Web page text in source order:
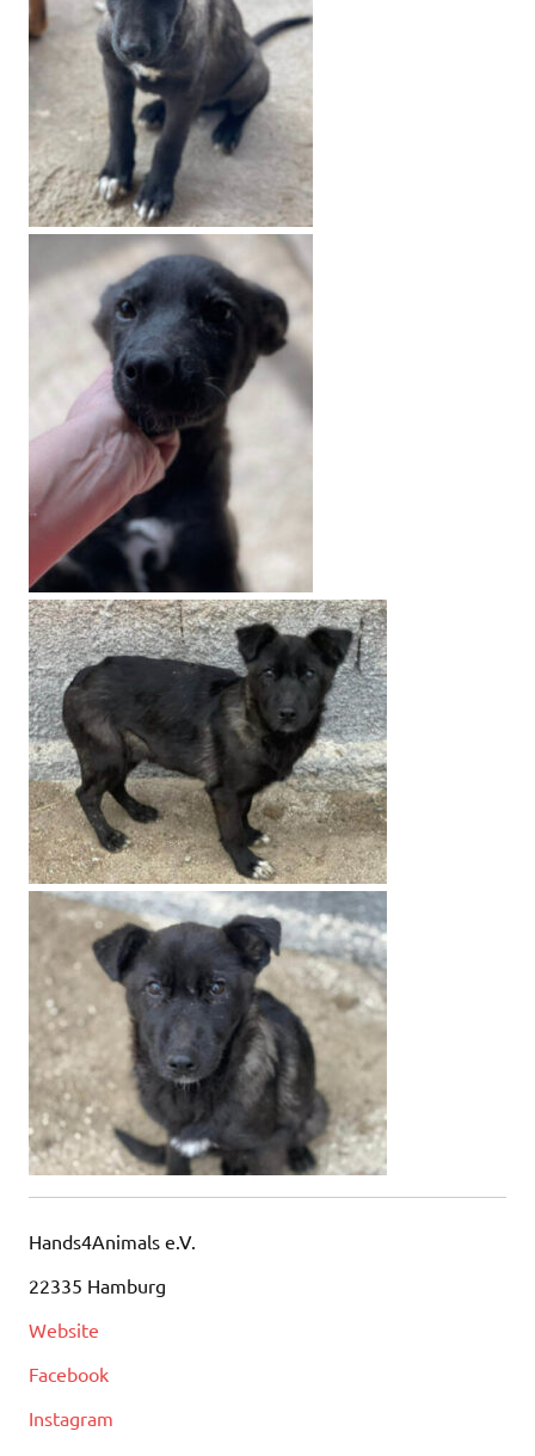
Hands4Animals e.V.
22335 Hamburg
Website
Facebook
Instagram